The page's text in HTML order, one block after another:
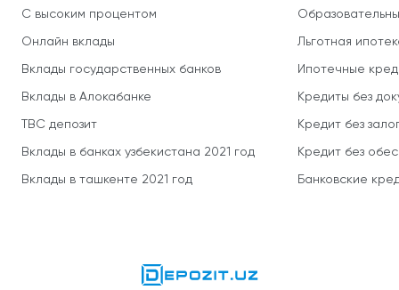
С высоким процентом
Онлайн вклады
Вклады государственных банков
Вклады в Алокабанке
TBC депозит
Вклады в банках узбекистана 2021 год
Вклады в ташкенте 2021 год
Льготная
Ипотечные
Кредиты без
Кредит без
Кредит без
Банковские